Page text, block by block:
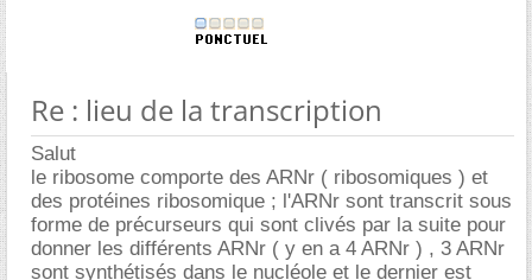
Re : lieu de la transcription
Salut
le ribosome comporte des ARNr ( ribosomiques ) et
des protéines ribosomique ; l'ARNr sont transcrit sous
forme de précurseurs qui sont clivés par la suite pour
donner les différents ARNr ( y en a 4 ARNr ) , 3 ARNr
sont synthétisés dans le nucléole et le dernier est